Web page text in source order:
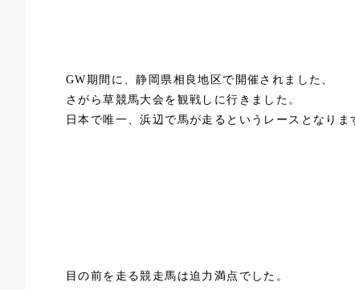
GW期間に、静岡県相良地区で開催されました、
さがら草競馬大会を観戦しに行きました。
日本で唯一、浜辺で馬が走るというレースとなりま
目の前を走る競走馬は迫力満点でした。